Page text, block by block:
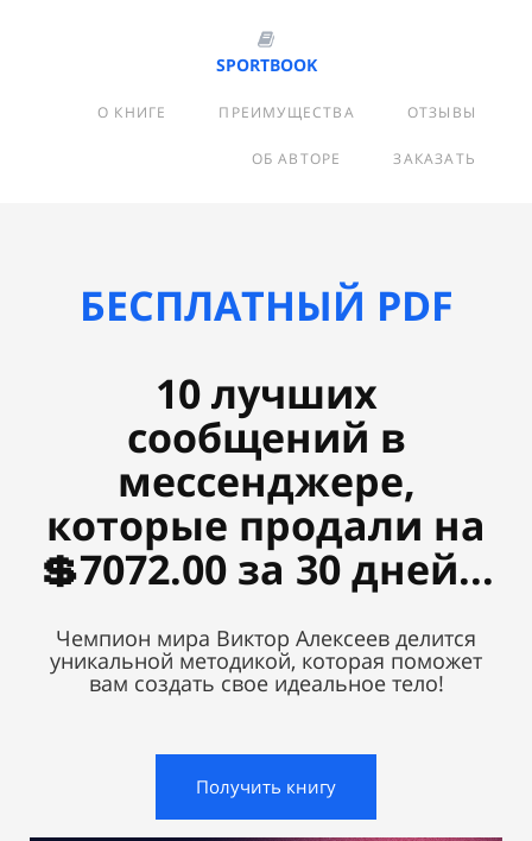
SPORTBOOK
О КНИГЕ ПРЕИМУЩЕСТВА ОТЗЫВЫ
ОБ АВТОРЕ ЗАКАЗАТЬ
БЕСПЛАТНЫЙ PDF
10 лучших
сообщений в
мессенджере,
которые пpoдали на
💲7072.00 за 30 дней...
Чемпион мира Виктор Алексеев делится
уникальной методикой, которая поможет
вам создать свое идеальное тело!
Получить книгу